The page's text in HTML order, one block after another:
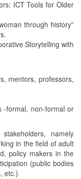
ICT Tools for Older
through history”
Storytelling with
mentors, professors,
-formal, non-formal or
namely
in the field of adult
policy makers in the
(public bodies
etc.)